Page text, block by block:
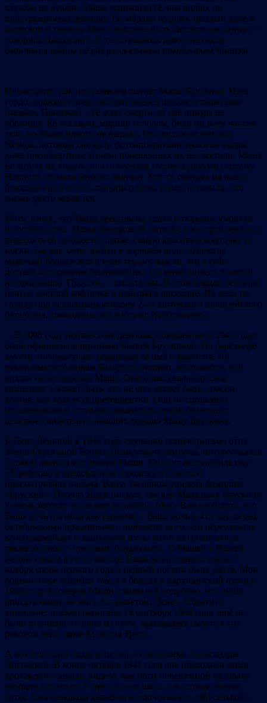
службы на рукаве. Маша успокоила её, как видно, он
подстраховывал девушку. Ее забрали из дому, пришли двое в
штатском и повели. Мне пришлось быть свидетелем казни», –
говорила Давидович. О тех страшных днях она после
окончания войны не раз рассказывала школьникам Минска.
Посмотрите, как под конвоем шагает Маша Брускина. Идёт
гордо, подняв голову, смотрит вперёд широко открытыми
глазами. Понимает – её ждет смерть, от неё никуда не
убежишь. Её истязали, морили голодом, били по всем частям
тела, но Маша никого не выдала. Она ведь комсомолка.
Немцы, литовцы снимали фотоаппаратами ужасные кадры,
даже предсмертные агонии повешенных их не смутили. Маша
не хотела их видеть, она повернула голову в другую сторону.
Нацисты согнали многих минчан. Кто-то смотрел на казнь
безразлично, кто-то с любопытством, иные понимали, что
жизнь круто меняется.
Мать, узнав, что Маша арестована, стала у тюрьмы, умоляла
отпустить дочь. Маша передала ей записку, в которой просила
переслать ей лучшее её платье, самую красивую кофточку и
носки, так как хочет выйти в хорошем виде. «Дорогая
мамочка! Больше всего меня терзает мысль, что я тебе
доставила огромное беспокойство. Со мною ничего плохого
не произошло. Прости», – писала она. В этом наряде: зелёном
платье, светлой кофточке и шла она к виселице. Их вели по
городу под усиленным конвоем 2-го литовского полицейского
батальона, командовал им Антанас Импулявичюс.
…В 2008 году неизвестная девушка, повешенная в 1941 году,
была официально признана Машей Брускиной. На барельефе
вместо «неизвестная» появилась её имя и фамилия. Но
некоторым историкам Беларуси, видимо, не нравится, что
воздан почёт еврейке Маше. Они и высказывают свои
сомнения: а может быть, это не она, может быть, совсем
другая, вот ведь есть претендентки. Они не согласны с
письменными и устными доказательствами более двух
десятков свидетелей, знавших хорошо Машу Брускину.
К Лене Левиной в 1944 году случайно попало письмо отца
Маши Брускиной Бориса Давыдовича, который интересовался
судьбой жены и его дочери Маши. Она тут же ответила ему.
«Я работаю у председателя городского Совета и
просматривала письма. Вдруг на одном увидела фамилию
«Брускин». Прочла Ваше письмо, так как Машеньку Брускину
я очень хорошо знала еще до войны. Могу Вам сообщить, что
Ваша дочь погибла как героиня… Ваша дочь в 41 году, перед
октябрьскими праздниками, повешена за то, что переодевала
красноармейцев и выпускала их на волю из госпиталя, а
также за связь с «лесными бандитами». С Машей и Вашей
женой я жила в гетто вместе. Ваша жена сошла с ума и 7
ноября сорок первого года в первый погром была убита. Мои
родные тоже погибли там, а я бежала в партизанский отряд в
1942 году. О смерти Маши я знаю всё подробно, но сейчас
описать никак не могу. С приветом, Лена». Обратите
внимание: письмо написано 14 сентября 1944 года, ещё не
было уточнено ни одно из имён, принявших смерть в тот
роковой день, даже Кирилла Труса.
А вот ещё одно свидетельство, от минчанки Александры
Лисовской. В конце октября 1941 года она проходила мимо
дрожжевого завода, видела, как ноги повешенной целовала
женщина из гетто. У неё сползла шаль, а на спине желтая
латка. Она называла казнённую «доченькой», «Мусенькой».